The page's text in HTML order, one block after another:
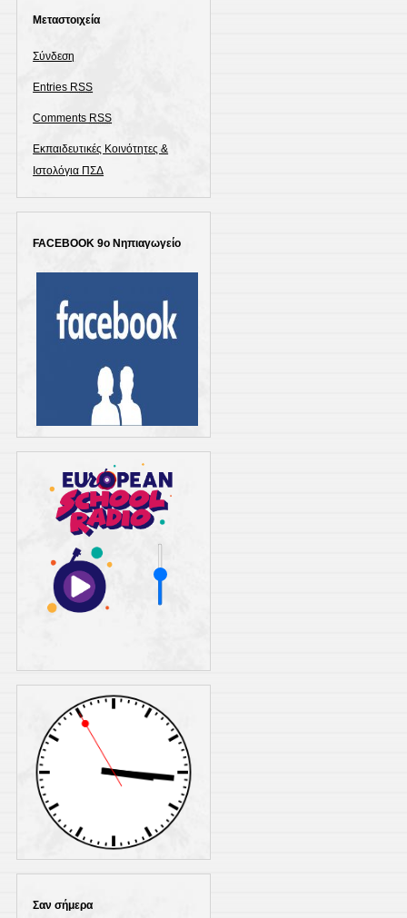
Μεταστοιχεία
Σύνδεση
Entries RSS
Comments RSS
Εκπαιδευτικές Κοινότητες &
Ιστολόγια ΠΣΔ
FACEBOOK 9ο Νηπιαγωγείο
Σαν σήμερα